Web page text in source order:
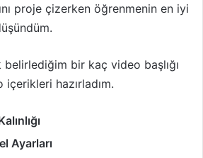
proje çizerken öğrenmenin en iyi
belirlediğim bir kaç video başlığı
hazırladım.
Ayarları